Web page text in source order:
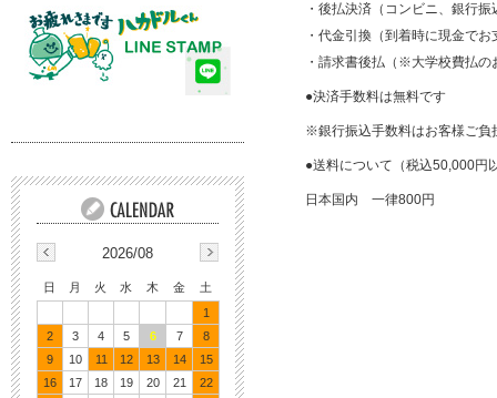
・後払決済（コンビニ、銀行
・代金引換（到着時に現金でお
・請求書後払（※大学校費払の
●決済手数料は無料です
※銀行振込手数料はお客様ご負
●送料について（税込50,000円
日本国内 一律800円
2026/08
日 月 火 水 木 金
土
1
2
3 4 5 6 7
8
9
10 11 12 13 14
15
16
17 18 19 20 21
22